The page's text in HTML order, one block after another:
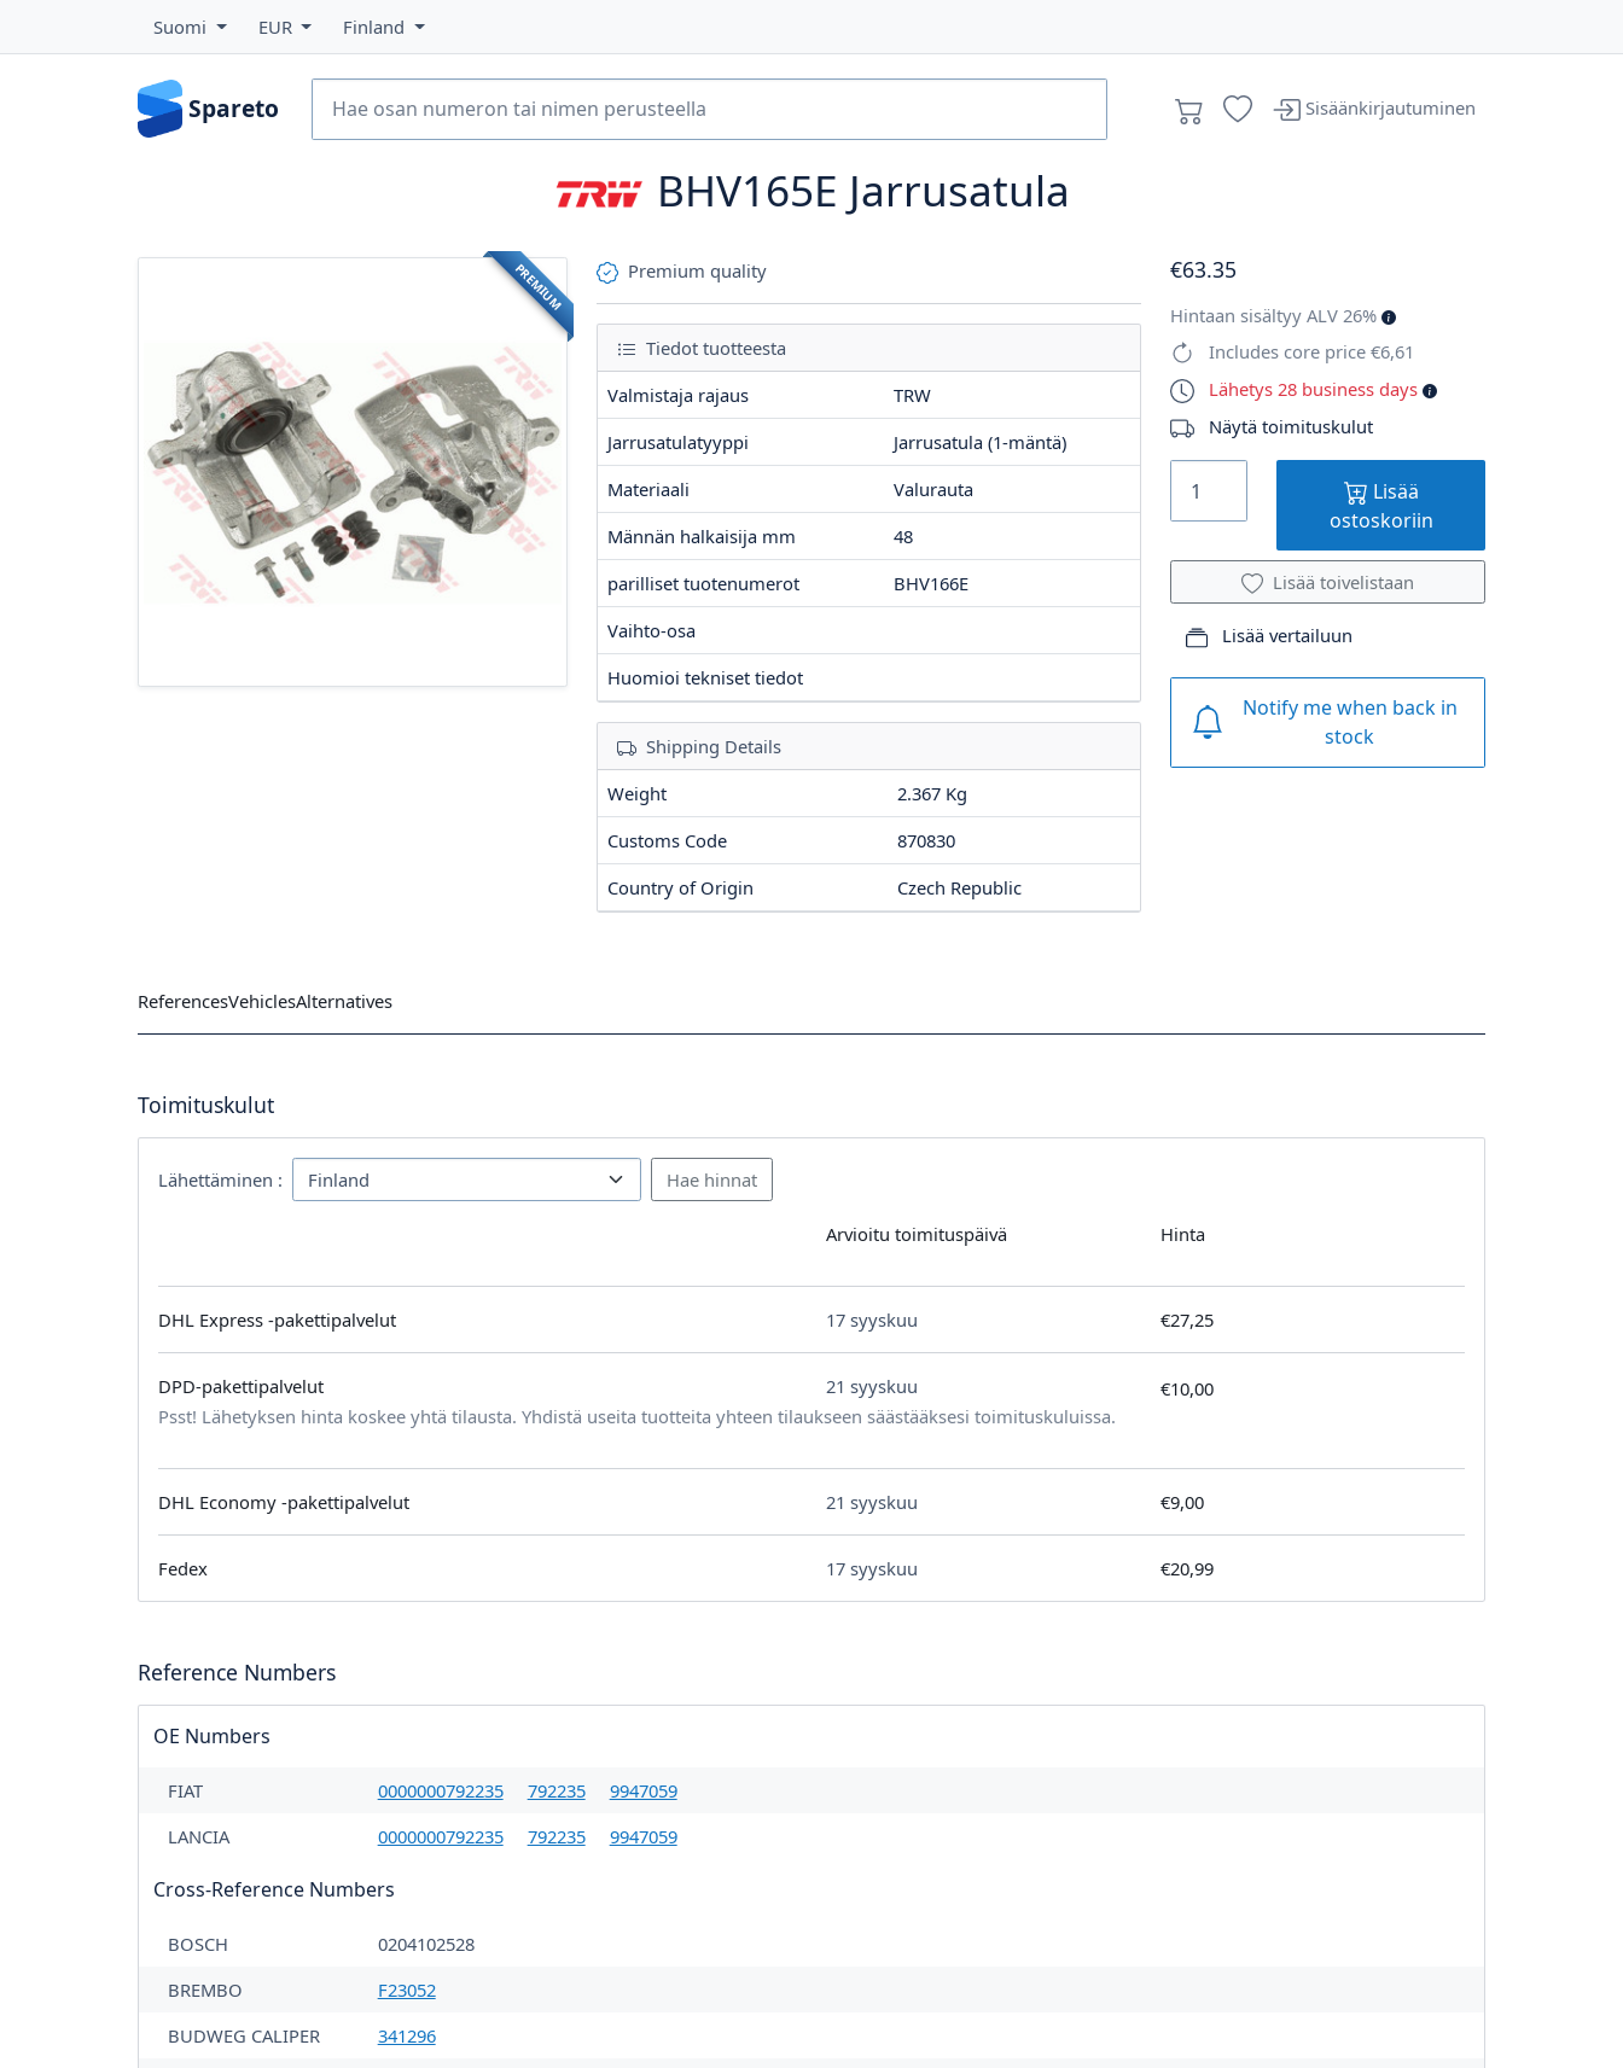
Suomi EUR Finland
Spareto Sisäänkirjautuminen
BHV165E Jarrusatula
PREMIUM Premium quality
Tiedot tuotteesta
Valmistaja rajaus
TRW
Jarrusatulatyyppi
Jarrusatula (1-mäntä)
Materiaali
Valurauta
Männän halkaisija mm
48
parilliset tuotenumerot
BHV166E
Vaihto-osa
Huomioi tekniset tiedot
Shipping Details
Weight
2.367 Kg
Customs Code
870830
Country of Origin
Czech Republic
€63.35
Hintaan sisältyy ALV 26%
Includes core price €6,61
Lähetys 28 business days
Näytä toimituskulut
Lisää
ostoskoriin
Lisää toivelistaan
Lisää vertailuun
Notify me when back in
stock
ReferencesVehiclesAlternatives
Toimituskulut
Lähettäminen :
Arvioitu toimituspäivä Hinta
DHL Express -pakettipalvelut 17 syyskuu €27,25
DPD-pakettipalvelut 21 syyskuu €10,00
Psst! Lähetyksen hinta koskee yhtä tilausta. Yhdistä useita tuotteita yhteen tilaukseen säästääksesi toimituskuluissa.
DHL Economy -pakettipalvelut 21 syyskuu €9,00
Fedex 17 syyskuu €20,99
Reference Numbers
OE Numbers
FIAT 0000000792235 792235
9947059
LANCIA
0000000792235 792235 9947059
Cross-Reference Numbers
BOSCH
0204102528
BREMBO
F23052
BUDWEG CALIPER
341296